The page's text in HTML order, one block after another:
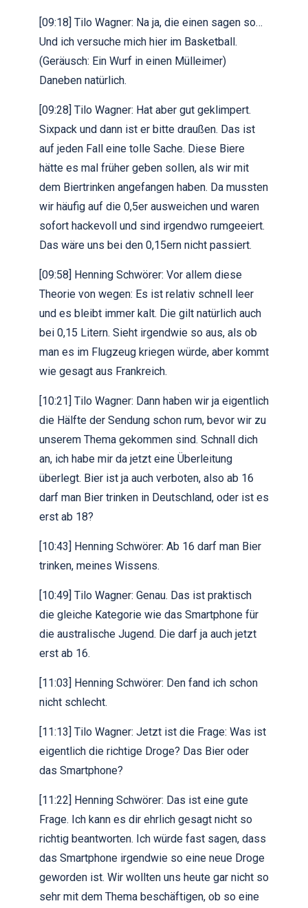
[09:18] Tilo Wagner: Na ja, die einen sagen so…
Und ich versuche mich hier im Basketball.
(Geräusch: Ein Wurf in einen Mülleimer)
Daneben natürlich.
[09:28] Tilo Wagner: Hat aber gut geklimpert.
Sixpack und dann ist er bitte draußen. Das ist
auf jeden Fall eine tolle Sache. Diese Biere
hätte es mal früher geben sollen, als wir mit
dem Biertrinken angefangen haben. Da mussten
wir häufig auf die 0,5er ausweichen und waren
sofort hackevoll und sind irgendwo rumgeeiert.
Das wäre uns bei den 0,15ern nicht passiert.
[09:58] Henning Schwörer: Vor allem diese
Theorie von wegen: Es ist relativ schnell leer
und es bleibt immer kalt. Die gilt natürlich auch
bei 0,15 Litern. Sieht irgendwie so aus, als ob
man es im Flugzeug kriegen würde, aber kommt
wie gesagt aus Frankreich.
[10:21] Tilo Wagner: Dann haben wir ja eigentlich
die Hälfte der Sendung schon rum, bevor wir zu
unserem Thema gekommen sind. Schnall dich
an, ich habe mir da jetzt eine Überleitung
überlegt. Bier ist ja auch verboten, also ab 16
darf man Bier trinken in Deutschland, oder ist es
erst ab 18?
[10:43] Henning Schwörer: Ab 16 darf man Bier
trinken, meines Wissens.
[10:49] Tilo Wagner: Genau. Das ist praktisch
die gleiche Kategorie wie das Smartphone für
die australische Jugend. Die darf ja auch jetzt
erst ab 16.
[11:03] Henning Schwörer: Den fand ich schon
nicht schlecht.
[11:13] Tilo Wagner: Jetzt ist die Frage: Was ist
eigentlich die richtige Droge? Das Bier oder
das Smartphone?
[11:22] Henning Schwörer: Das ist eine gute
Frage. Ich kann es dir ehrlich gesagt nicht so
richtig beantworten. Ich würde fast sagen, dass
das Smartphone irgendwie so eine neue Droge
geworden ist. Wir wollten uns heute gar nicht so
sehr mit dem Thema beschäftigen, ob so eine